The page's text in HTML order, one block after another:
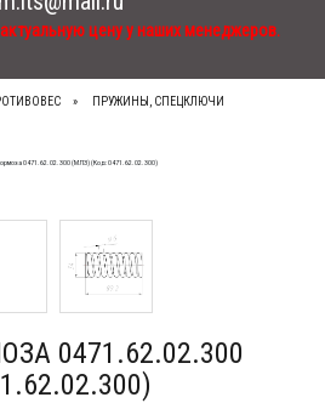
цену у наших менеджеров.
ПРУЖИНЫ, СПЕЦКЛЮЧИ
0471.62.02.300